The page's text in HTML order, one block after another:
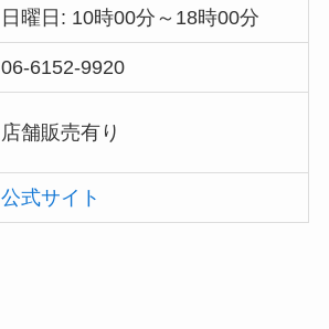
日曜日: 10時00分～18時00分
06-6152-9920
店舗販売有り
公式サイト